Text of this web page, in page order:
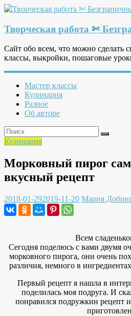
Творческая работа ✄
Сайт обо всем, что можно сделать
классы, выкройки, пошаговые
Мастер классы
Кулинария
Разное
Об авторе
Кулинария
Морковный пирог
вкусный рецепт
2018-01-292019-11-20 Мария
Всем
Сегодня поделюсь с вами двумя
морковного пирога, они очень
различия, немного в
Первый рецепт я нашла в
поделилась моя подруга. И
понравился подружкин рецепт